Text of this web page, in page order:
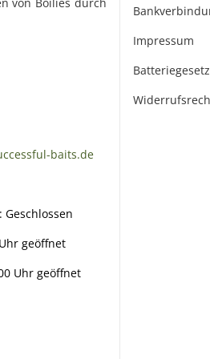
baits.de
geöffnet
Uhr geöffnet
Impressum